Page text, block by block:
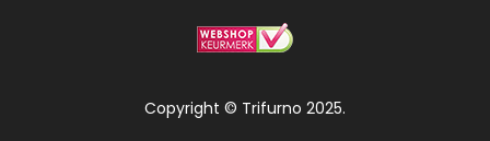
Copyright © Trifurno 2025.